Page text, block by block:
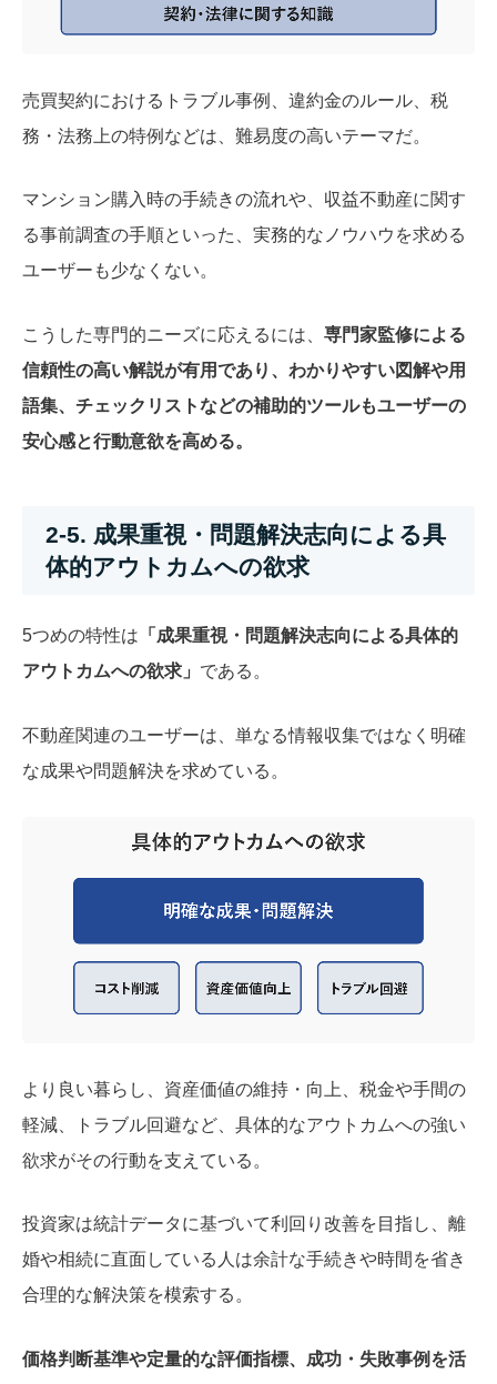
売買契約におけるトラブル事例、違約金のルール、税
務・法務上の特例などは、難易度の高いテーマだ。
マンション購入時の手続きの流れや、収益不動産に関す
る事前調査の手順といった、実務的なノウハウを求める
ユーザーも少なくない。
こうした専門的ニーズに応えるには、 専門家監修による
信頼性の高い解説が有用であり、わかりやすい図解や用
語集、チェックリストなどの補助的ツールもユーザーの
安心感と行動意欲を高める。
2-5. 成果重視・問題解決志向による具
体的アウトカムへの欲求
5つめの特性は 「成果重視・問題解決志向による具体的
アウトカムへの欲求」 である。
不動産関連のユーザーは、単なる情報収集ではなく明確
な成果や問題解決を求めている。
より良い暮らし、資産価値の維持・向上、税金や手間の
軽減、トラブル回避など、具体的なアウトカムへの強い
欲求がその行動を支えている。
投資家は統計データに基づいて利回り改善を目指し、離
婚や相続に直面している人は余計な手続きや時間を省き
合理的な解決策を模索する。
価格判断基準や定量的な評価指標、成功・失敗事例を活